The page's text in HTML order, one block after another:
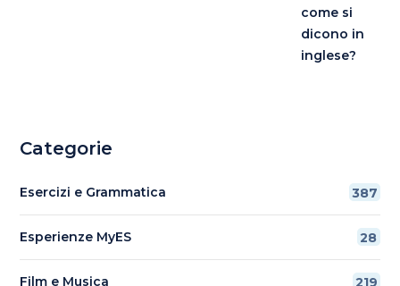
come si
dicono in
inglese?
Categorie
Esercizi e Grammatica 387
Esperienze MyES 28
Film e Musica 219